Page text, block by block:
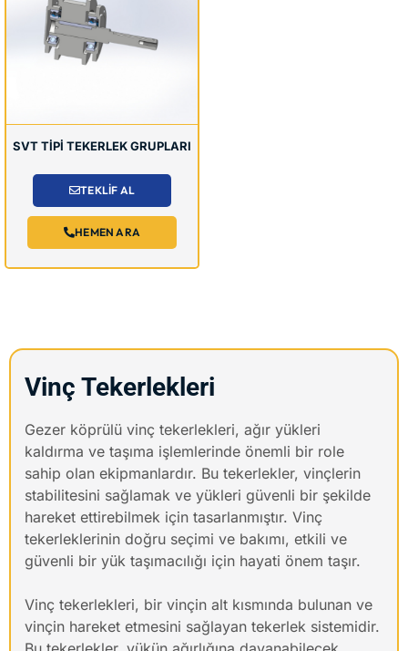
SVT TİPİ TEKERLEK GRUPLARI
TEKLİF AL
HEMEN ARA
Vinç Tekerlekleri
Gezer köprülü vinç tekerlekleri, ağır yükleri
kaldırma ve taşıma işlemlerinde önemli bir role
sahip olan ekipmanlardır. Bu tekerlekler, vinçlerin
stabilitesini sağlamak ve yükleri güvenli bir şekilde
hareket ettirebilmek için tasarlanmıştır. Vinç
tekerleklerinin doğru seçimi ve bakımı, etkili ve
güvenli bir yük taşımacılığı için hayati önem taşır.
Vinç tekerlekleri, bir vinçin alt kısmında bulunan ve
vinçin hareket etmesini sağlayan tekerlek sistemidir.